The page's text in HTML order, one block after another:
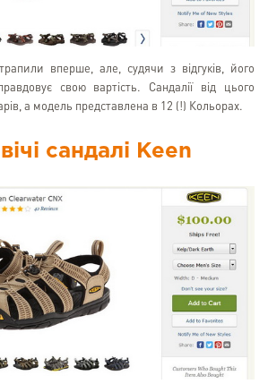
вперше, але, судячи з відгуків, його
свою вартість. Сандалії від цього
а модель представлена в 12 (!) Кольорах.
сандалі Keen